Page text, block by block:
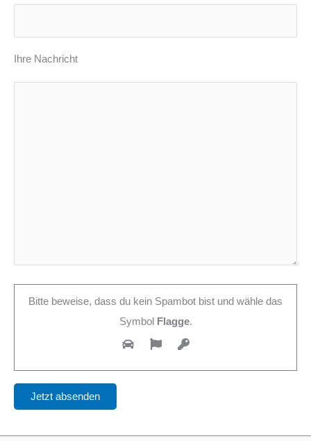
Ihre Nachricht
Bitte beweise, dass du kein Spambot bist und wähle das
Symbol
Flagge.